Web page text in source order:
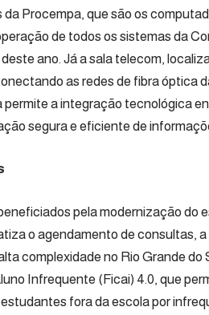
da Procempa, que são os
de todos os sistemas da
ano. Já a sala telecom,
as redes de fibra óptica
a integração tecnológica
segura e eficiente de
pela modernização do
o agendamento de consultas,
complexidade no Rio Grande do
Infrequente (Ficai) 4.0, que
fora da escola por